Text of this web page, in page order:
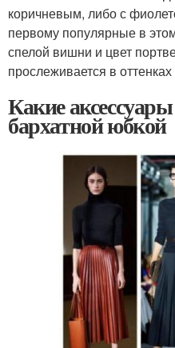
коричневым, либо с
первому популярные в
спелой вишни и цвет
прослеживается в
Какие
бархатной юбкой